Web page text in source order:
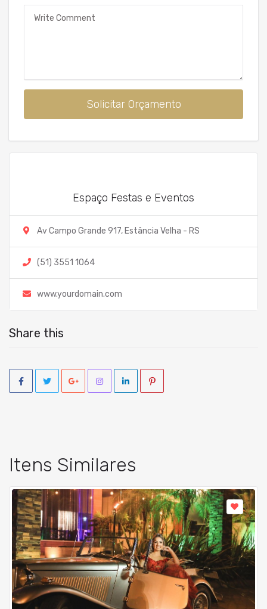
Mensagem
Solicitar Orçamento
Espaço Festas e Eventos
Av Campo Grande 917, Estância Velha - RS
(51) 3551 1064
www.yourdomain.com
Share this
Itens Similares